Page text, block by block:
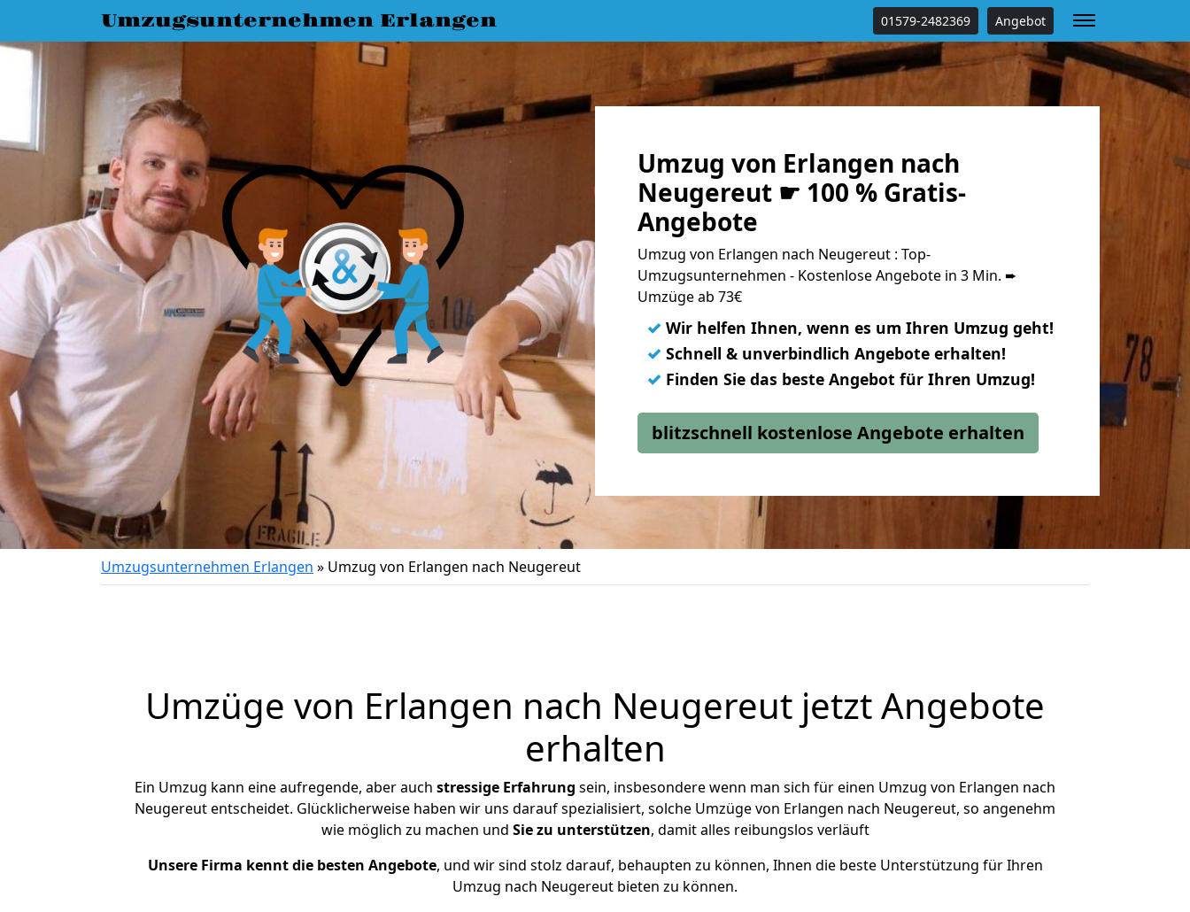
Umzugsunternehmen Erlangen 01579-2482369 Angebot
Umzug von Erlangen nach
Neugereut ☛ 100 % Gratis-
Angebote
Umzug von Erlangen nach Neugereut : Top-
Umzugsunternehmen - Kostenlose Angebote in 3 Min. ➨
Umzüge ab 73€
✓ Wir helfen Ihnen, wenn es um Ihren Umzug geht!
✓ Schnell & unverbindlich Angebote erhalten!
✓ Finden Sie das beste Angebot für Ihren Umzug!
blitzschnell kostenlose Angebote erhalten
Umzugsunternehmen Erlangen » Umzug von Erlangen nach Neugereut
Umzüge von Erlangen nach Neugereut jetzt Angebote
erhalten
Ein Umzug kann eine aufregende, aber auch stressige Erfahrung sein, insbesondere wenn man sich für einen Umzug von Erlangen nach
Neugereut entscheidet. Glücklicherweise haben wir uns darauf spezialisiert, solche Umzüge von Erlangen nach Neugereut, so angenehm
wie möglich zu machen und Sie zu unterstützen, damit alles reibungslos verläuft
Unsere Firma kennt die besten Angebote, und wir sind stolz darauf, behaupten zu können, Ihnen die beste Unterstützung für Ihren
Umzug nach Neugereut bieten zu können.